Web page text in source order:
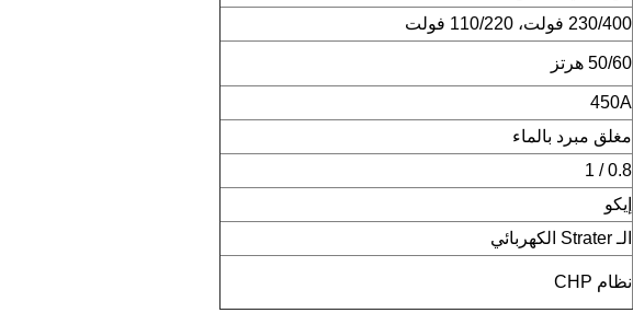
230/400 فولت، 110/220 فولت
50/60 هرتز
450A
مغلق مبرد بالماء
0.8 / 1
إيكو
الـ Strater الكهربائي
نظام CHP